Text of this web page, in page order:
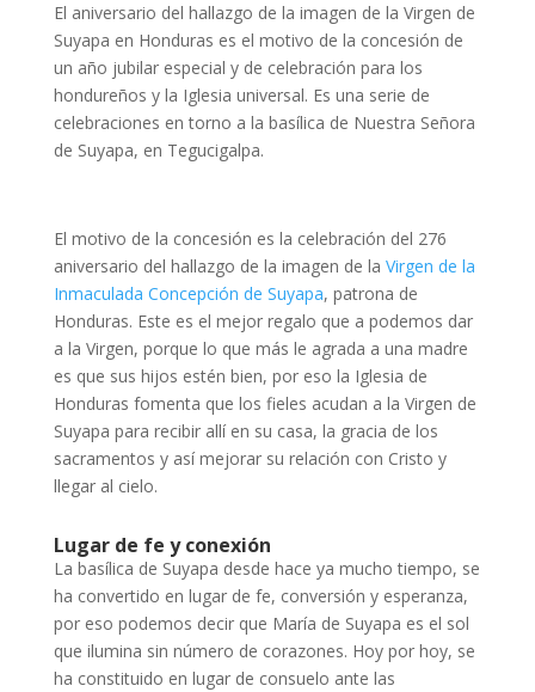
El aniversario del hallazgo de la imagen de la Virgen de
Suyapa en Honduras es el motivo de la concesión de
un año jubilar especial y de celebración para los
hondureños y la Iglesia universal. Es una serie de
celebraciones en torno a la basílica de Nuestra Señora
de Suyapa, en Tegucigalpa.
El motivo de la concesión es la celebración del 276
aniversario del hallazgo de la imagen de la Virgen de la
Inmaculada Concepción de Suyapa, patrona de
Honduras. Este es el mejor regalo que a podemos dar
a la Virgen, porque lo que más le agrada a una madre
es que sus hijos estén bien, por eso la Iglesia de
Honduras fomenta que los fieles acudan a la Virgen de
Suyapa para recibir allí en su casa, la gracia de los
sacramentos y así mejorar su relación con Cristo y
llegar al cielo.
Lugar de fe y conexión
La basílica de Suyapa desde hace ya mucho tiempo, se
ha convertido en lugar de fe, conversión y esperanza,
por eso podemos decir que María de Suyapa es el sol
que ilumina sin número de corazones. Hoy por hoy, se
ha constituido en lugar de consuelo ante las